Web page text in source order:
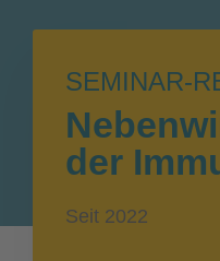
SEMINAR-
der
Seit 2022